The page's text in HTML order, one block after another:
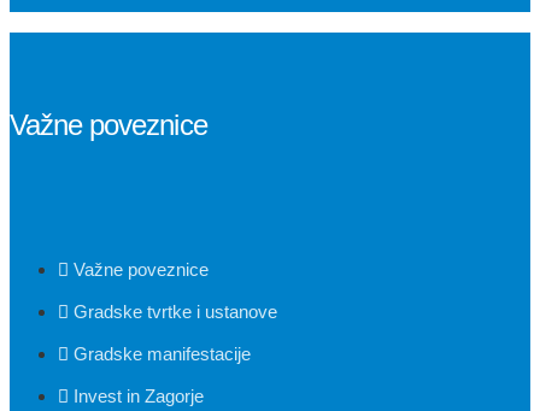
Važne poveznice
Važne poveznice
Gradske tvrtke i ustanove
Gradske manifestacije
Invest in Zagorje